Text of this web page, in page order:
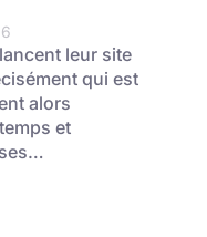
leur site
qui est
alors
et